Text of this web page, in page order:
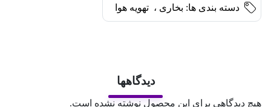
دسته بندی ها: بخاری ، تهویه هوا
دیدگاهها
هیچ دیدگاهی برای این محصول نوشته نشده است.